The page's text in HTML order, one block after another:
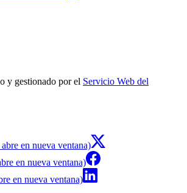
y gestionado por el Servicio Web del
en nueva ventana)
en nueva ventana)
en nueva ventana)